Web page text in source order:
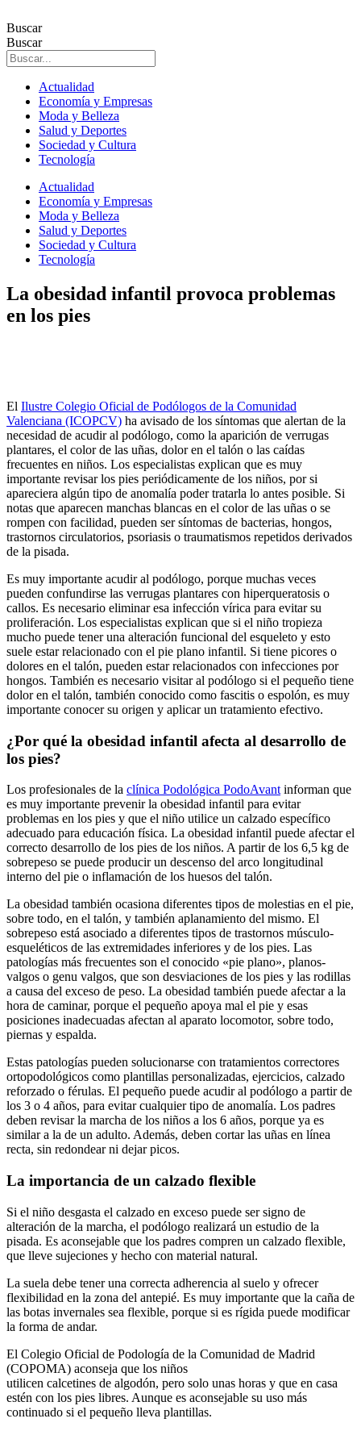
al
contenido
Buscar
Buscar
Actualidad
Economía y Empresas
Moda y Belleza
Salud y Deportes
Sociedad y Cultura
Tecnología
Actualidad
Economía y Empresas
Moda y Belleza
Salud y Deportes
Sociedad y Cultura
Tecnología
La obesidad infantil provoca problemas
en los pies
El Ilustre Colegio Oficial de Podólogos de la Comunidad
Valenciana (ICOPCV) ha avisado de los síntomas que alertan de la
necesidad de acudir al podólogo, como la aparición de verrugas
plantares, el color de las uñas, dolor en el talón o las caídas
frecuentes en niños. Los especialistas explican que es muy
importante revisar los pies periódicamente de los niños, por si
apareciera algún tipo de anomalía poder tratarla lo antes posible. Si
notas que aparecen manchas blancas en el color de las uñas o se
rompen con facilidad, pueden ser síntomas de bacterias, hongos,
trastornos circulatorios, psoriasis o traumatismos repetidos derivados
de la pisada.
Es muy importante acudir al podólogo, porque muchas veces
pueden confundirse las verrugas plantares con hiperqueratosis o
callos. Es necesario eliminar esa infección vírica para evitar su
proliferación. Los especialistas explican que si el niño tropieza
mucho puede tener una alteración funcional del esqueleto y esto
suele estar relacionado con el pie plano infantil. Si tiene picores o
dolores en el talón, pueden estar relacionados con infecciones por
hongos. También es necesario visitar al podólogo si el pequeño tiene
dolor en el talón, también conocido como fascitis o espolón, es muy
importante conocer su origen y aplicar un tratamiento efectivo.
¿Por qué la obesidad infantil afecta al desarrollo de
los pies?
Los profesionales de la clínica Podológica PodoAvant informan que
es muy importante prevenir la obesidad infantil para evitar
problemas en los pies y que el niño utilice un calzado específico
adecuado para educación física. La obesidad infantil puede afectar el
correcto desarrollo de los pies de los niños. A partir de los 6,5 kg de
sobrepeso se puede producir un descenso del arco longitudinal
interno del pie o inflamación de los huesos del talón.
La obesidad también ocasiona diferentes tipos de molestias en el pie,
sobre todo, en el talón, y también aplanamiento del mismo. El
sobrepeso está asociado a diferentes tipos de trastornos músculo-
esqueléticos de las extremidades inferiores y de los pies. Las
patologías más frecuentes son el conocido «pie plano», planos-
valgos o genu valgos, que son desviaciones de los pies y las rodillas
a causa del exceso de peso. La obesidad también puede afectar a la
hora de caminar, porque el pequeño apoya mal el pie y esas
posiciones inadecuadas afectan al aparato locomotor, sobre todo,
piernas y espalda.
Estas patologías pueden solucionarse con tratamientos correctores
ortopodológicos como plantillas personalizadas, ejercicios, calzado
reforzado o férulas. El pequeño puede acudir al podólogo a partir de
los 3 o 4 años, para evitar cualquier tipo de anomalía. Los padres
deben revisar la marcha de los niños a los 6 años, porque ya es
similar a la de un adulto. Además, deben cortar las uñas en línea
recta, sin redondear ni dejar picos.
La importancia de un calzado flexible
Si el niño desgasta el calzado en exceso puede ser signo de
alteración de la marcha, el podólogo realizará un estudio de la
pisada. Es aconsejable que los padres compren un calzado flexible,
que lleve sujeciones y hecho con material natural.
La suela debe tener una correcta adherencia al suelo y ofrecer
flexibilidad en la zona del antepié. Es muy importante que la caña de
las botas invernales sea flexible, porque si es rígida puede modificar
la forma de andar.
El Colegio Oficial de Podología de la Comunidad de Madrid
(COPOMA) aconseja que los niños
utilicen calcetines de algodón, pero solo unas horas y que en casa
estén con los pies libres. Aunque es aconsejable su uso más
continuado si el pequeño lleva plantillas.